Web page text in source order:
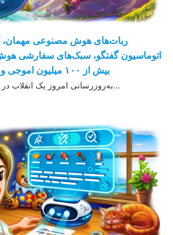
ربات‌های هوش مصنوعی مهمان،
اتوماسیون گفتگو، سبک‌های سفارشی
بیش از ١۰۰ میلیون اموجی و استیکر و موارد بیشتر
به‌روزرسانی امروز یک انقلاب در ربات‌های هوش مصنوعی…